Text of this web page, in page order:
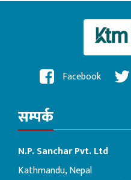
Facebook
सम्पर्क
N.P. Sanchar Pvt. Ltd
Kathmandu, Nepal